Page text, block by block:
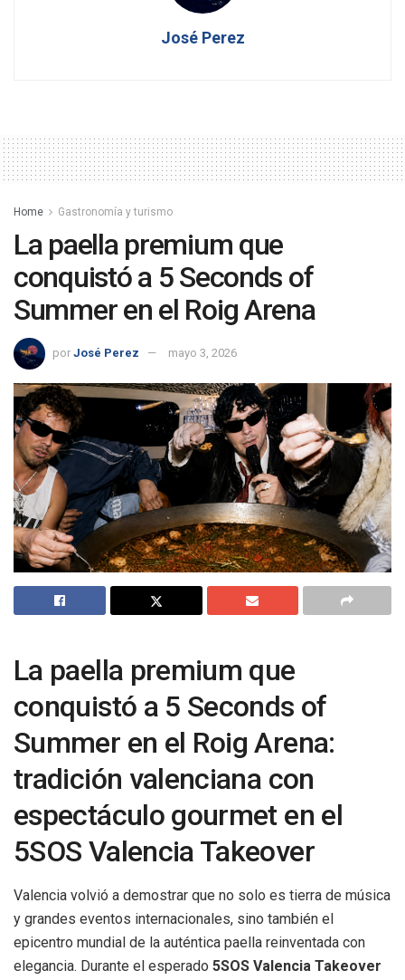
José Perez
Home Gastronomía y turismo
La paella premium que
conquistó a 5 Seconds of
Summer en el Roig Arena
por José Perez mayo 3, 2026
La paella premium que
conquistó a 5 Seconds of
Summer en el Roig Arena:
tradición valenciana con
espectáculo gourmet en el
5SOS Valencia Takeover
Valencia volvió a demostrar que no solo es tierra de música
y grandes eventos internacionales, sino también el
epicentro mundial de la auténtica paella reinventada con
elegancia. Durante el esperado 5SOS Valencia Takeover